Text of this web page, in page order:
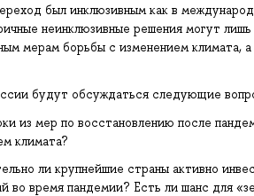
был инклюзивным как в
неинклюзивные решения могут
мерам борьбы с изменением климата,
будут обсуждаться следующие
из мер по восстановлению после
климата?
ли крупнейшие страны активно
во время пандемии? Есть ли шанс для